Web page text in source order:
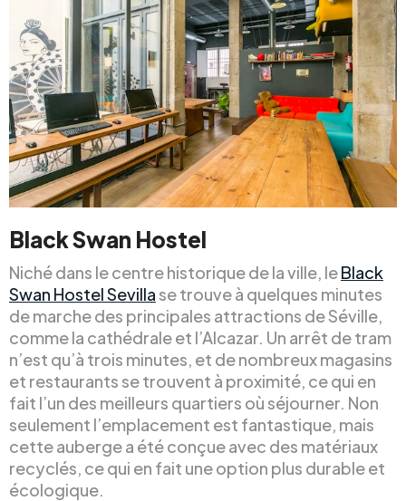
Black Swan Hostel
Niché dans le centre historique de la ville, leBlack
Swan Hostel Sevillase trouve à quelques minutes
de marche des principales attractions de Séville,
comme la cathédrale et l’Alcazar. Un arrêt de tram
n’est qu’à trois minutes, et de nombreux magasins
et restaurants se trouvent à proximité, ce qui en
fait l’un des meilleurs quartiers où séjourner. Non
seulement l’emplacement est fantastique, mais
cette auberge a été conçue avec des matériaux
recyclés, ce qui en fait une option plus durable et
écologique.